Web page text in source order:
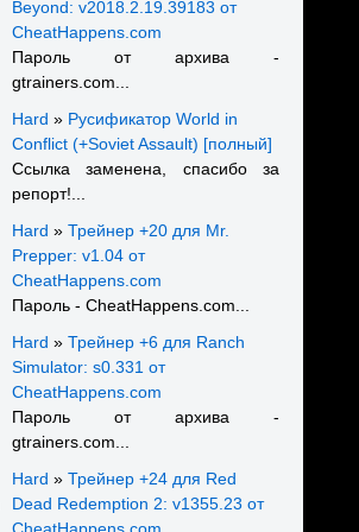
Beyond: v2018.2.19.39183 от
CheatHappens.com
Пароль от архива -
gtrainers.com...
Hard » Русификатор World in
Conflict (+Soviet Assault) [полный]
Ссылка заменена, спасибо за
репорт!...
Hard » Трейнер +20 для Mr.
Prepper: v1.04 от
CheatHappens.com
Пароль - CheatHappens.com...
Hard » Трейнер +6 для Ranch
Simulator: s0.331 от
CheatHappens.com
Пароль от архива -
gtrainers.com...
Hard » Трейнер +24 для Red
Dead Redemption 2: v1355.23 от